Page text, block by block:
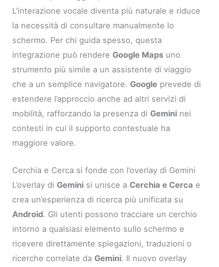
L’interazione vocale diventa più naturale e riduce
la necessità di consultare manualmente lo
schermo. Per chi guida spesso, questa
integrazione può rendere Google Maps uno
strumento più simile a un assistente di viaggio
che a un semplice navigatore. Google prevede di
estendere l’approccio anche ad altri servizi di
mobilità, rafforzando la presenza di Gemini nei
contesti in cui il supporto contestuale ha
maggiore valore.
Cerchia e Cerca si fonde con l’overlay di Gemini
L’overlay di Gemini si unisce a Cerchia e Cerca e
crea un’esperienza di ricerca più unificata su
Android. Gli utenti possono tracciare un cerchio
intorno a qualsiasi elemento sullo schermo e
ricevere direttamente spiegazioni, traduzioni o
ricerche correlate da Gemini. Il nuovo overlay